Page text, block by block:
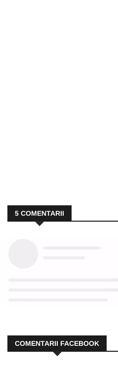
5 COMENTARII
COMENTARII FACEBOOK